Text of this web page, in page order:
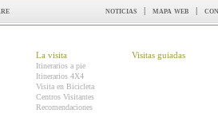
noticias | mapa web |
La visita
Itinerarios a pie
Itinerarios 4X4
Visita en Bicicleta
Centros Visitantes
Recomendaciones
Visitas guiadas